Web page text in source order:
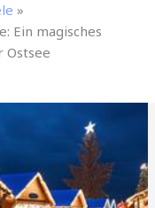
Ein magisches
Ostsee